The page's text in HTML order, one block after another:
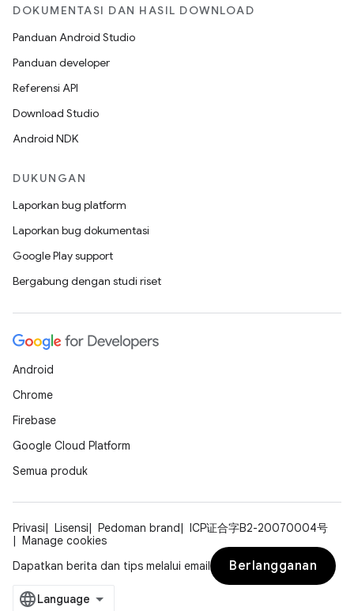
DOKUMENTASI DAN HASIL DOWNLOAD
Panduan Android Studio
Panduan developer
Referensi API
Download Studio
Android NDK
DUKUNGAN
Laporkan bug platform
Laporkan bug dokumentasi
Google Play support
Bergabung dengan studi riset
Android
Chrome
Firebase
Google Cloud Platform
Semua produk
Privasi Lisensi Pedoman brand
ICP证合字B2-20070004号
Manage cookies
Dapatkan berita dan tips melalui email
Berlangganan